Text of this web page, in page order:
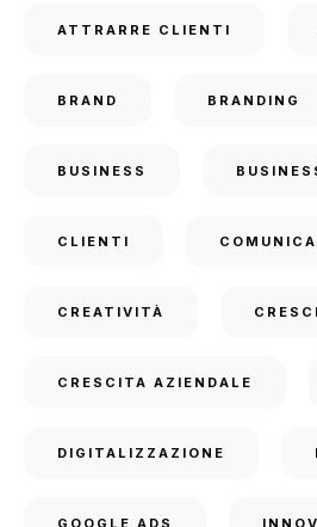
ATTRARRE CLIENTI
BRAND BRANDING
BUSINESS
CLIENTI
CREATIVITÀ
CRESCITA AZIENDALE
DIGITALIZZAZIONE
GOOGLE ADS